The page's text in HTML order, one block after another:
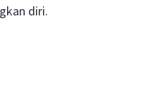
diri.